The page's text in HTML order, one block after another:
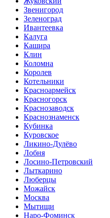
Звенигород
Зеленоград
Ивантеевка
Калуга
Кашира
Клин
Коломна
Королев
Котельники
Красноармейск
Красногорск
Краснозаводск
Краснознаменск
Кубинка
Куровское
Ликино-Дулёво
Лобня
Лосино-Петровский
Лыткарино
Люберцы
Можайск
Москва
Мытищи
Наро-Фоминск